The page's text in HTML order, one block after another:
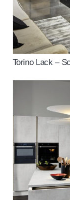
Torino Lack –